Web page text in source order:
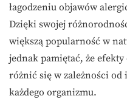
łagodzeniu objawów
Dzięki swojej
większą popularność w
jednak pamiętać, że
różnić się w zależności
każdego organizmu.